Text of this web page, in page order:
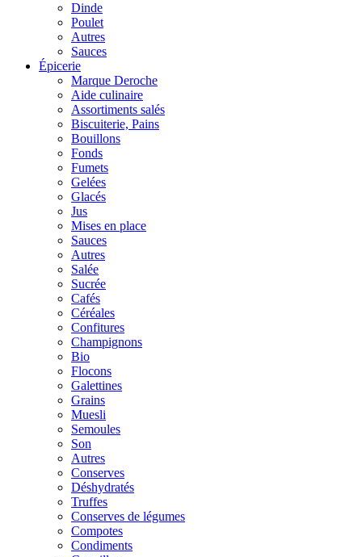
Dinde
Poulet
Autres
Sauces
Épicerie
Marque Deroche
Aide culinaire
Assortiments salés
Biscuiterie, Pains
Bouillons
Fonds
Fumets
Gelées
Glacés
Jus
Mises en place
Sauces
Autres
Salée
Sucrée
Cafés
Céréales
Confitures
Champignons
Bio
Flocons
Galettines
Grains
Muesli
Semoules
Son
Autres
Conserves
Déshydratés
Truffes
Conserves de légumes
Compotes
Condiments